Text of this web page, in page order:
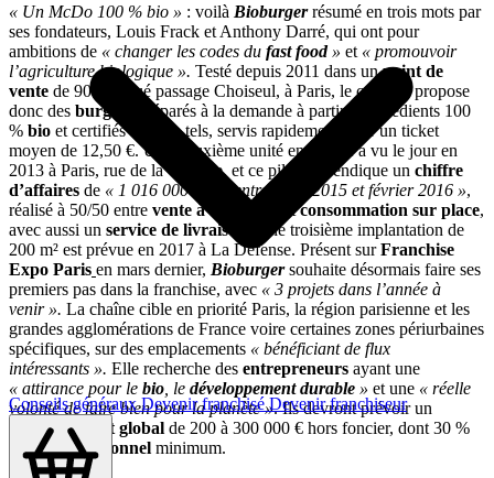
Conseils générauxDevenir franchiséDevenir franchiseur
« Un McDo 100 % bio » : voilà Bioburgerrésumé en trois mots par
ses fondateurs, Louis Frack et Anthony Darré, qui ont pour
ambitions de « changer les codes du fast food» et « promouvoir
l’agriculture biologique ». Testé depuis 2011 dans unpoint de
vente de 90 m² situé passage Choiseul, à Paris, le concept propose
donc des burgers
préparés à la demande à partir d’ingrédients 100
% bio et certifiés comme tels, servis rapidement pour un ticket
moyen de 12,50 €. Une deuxième unité en propre a vu le jour en
2013 à Paris, rue de la Victoire, et ce pilote revendique un chiffre
d’affaires de « 1 016 000 € HT entre mars 2015 et février 2016 »,
réalisé à 50/50 entre vente à emporter etconsommation sur place,
avec aussi un service de livraison
. Une troisième implantation de
200 m² est prévue en 2017 à La Défense. Présent surFranchise
Expo Paris en mars dernier, Bioburgersouhaite désormais faire ses
premiers pas dans la franchise, avec « 3 projets dans l’année à
venir ». La chaîne cible en priorité Paris, la région parisienne et les
grandes agglomérations de France voire certaines zones périurbaines
spécifiques, sur des emplacements « bénéficiant de flux
intéressants ». Elle recherche des entrepreneurs ayant une
« attirance pour le bio , le développement durable » et une « réelle
volonté de faire bien pour la planète ». Ils devront prévoir un
investissement global de 200 à 300 000 € hors foncier, dont 30 %
apport personnel minimum.
Partager sur :